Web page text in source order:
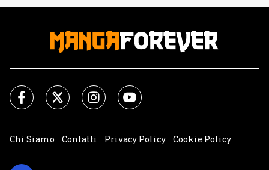
Chi Siamo Contatti Privacy Policy
Cookie Policy